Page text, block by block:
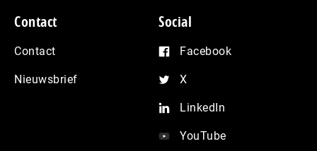
Contact
Contact
Nieuwsbrief
Social
Facebook
X
LinkedIn
YouTube